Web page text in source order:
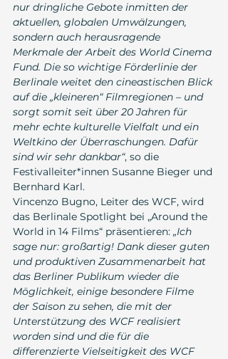
nur dringliche Gebote inmitten der
aktuellen, globalen Umwälzungen,
sondern auch herausragende
Merkmale der Arbeit des World Cinema
Fund. Die so wichtige Förderlinie der
Berlinale weitet den cineastischen Blick
auf die „kleineren“ Filmregionen – und
sorgt somit seit über 20 Jahren für
mehr echte kulturelle Vielfalt und ein
Weltkino der Überraschungen. Dafür
sind wir sehr dankbar“, so die
Festivalleiter*innen Susanne Bieger und
Bernhard Karl.
Vincenzo Bugno, Leiter des WCF, wird
das Berlinale Spotlight bei „Around the
World in 14 Films“ präsentieren: „Ich
sage nur: großartig! Dank dieser guten
und produktiven Zusammenarbeit hat
das Berliner Publikum wieder die
Möglichkeit, einige besondere Filme
der Saison zu sehen, die mit der
Unterstützung des WCF realisiert
worden sind und die für die
differenzierte Vielseitigkeit des WCF